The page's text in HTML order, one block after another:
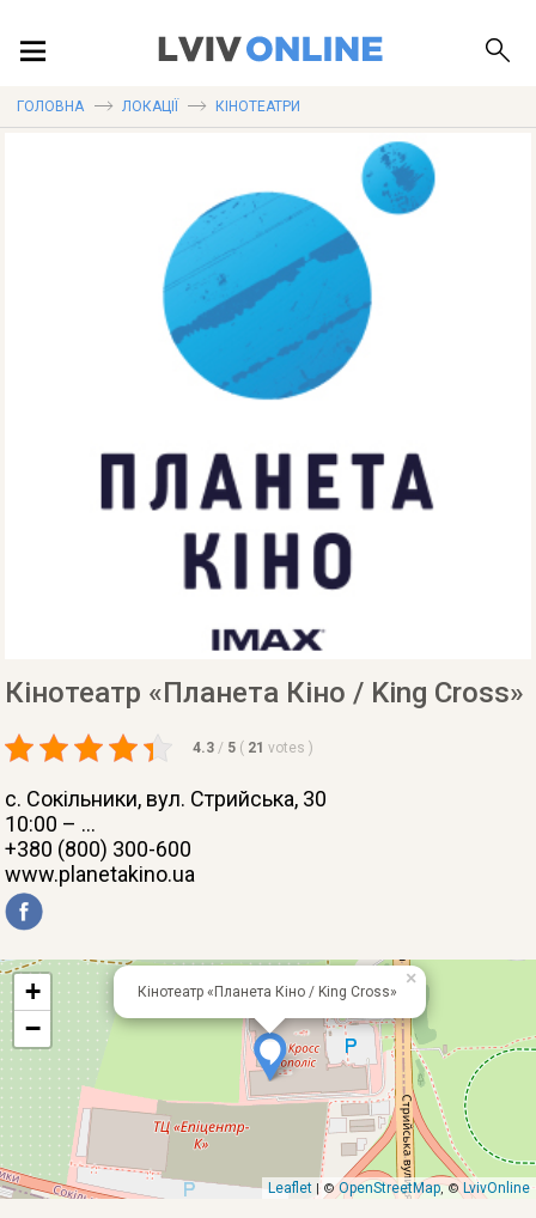
ПУБЛІКАЦІЇ
ГОЛОВНА ЛОКАЦІЇ КІНОТЕАТРИ
Кінотеатр «Планета Кіно / King Cross»
4.3 / 5 ( 21 votes )
с. Сокільники, вул. Стрийська, 30
10:00 – ...
+380 (800) 300-600
www.planetakino.ua
Кінотеатр «Планета Кіно / King Cross»
×
+
−
Leaflet | ©OpenStreetMap, © LvivOnline